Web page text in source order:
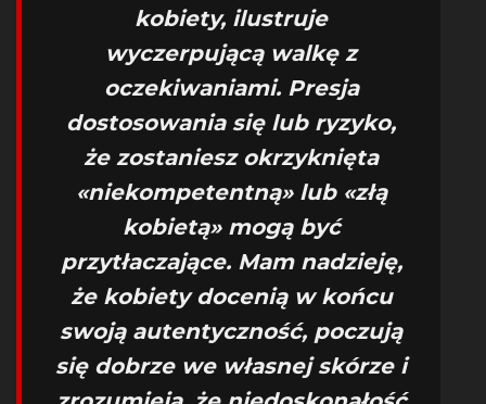
kobiety, ilustruje
wyczerpującą walkę z
oczekiwaniami. Presja
dostosowania się lub ryzyko,
że zostaniesz okrzyknięta
«niekompetentną» lub «złą
kobietą» mogą być
przytłaczające. Mam nadzieję,
że kobiety docenią w końcu
swoją autentyczność, poczują
się dobrze we własnej skórze i